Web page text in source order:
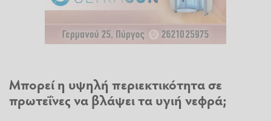
Μπορεί η υψηλή περιεκτικότητα σε
πρωτεΐνες να βλάψει τα υγιή νεφρά;